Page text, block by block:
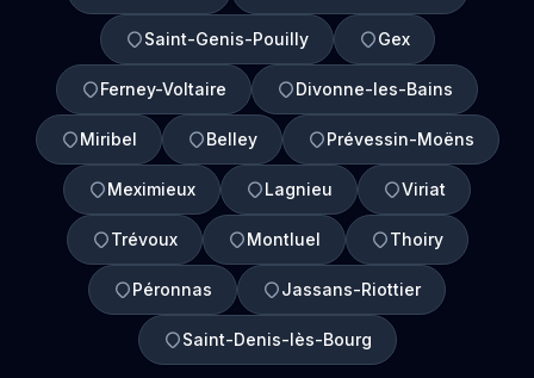
Saint-Genis-Pouilly Gex
Ferney-Voltaire Divonne-les-Bains
Miribel Belley Prévessin-Moëns
Meximieux Lagnieu Viriat
Trévoux Montluel Thoiry
Péronnas Jassans-Riottier
Saint-Denis-lès-Bourg